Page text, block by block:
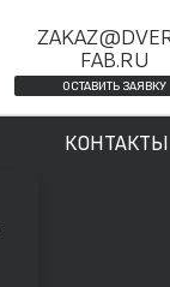
FAB.RU
ОСТАВИТЬ ЗАЯВКУ
КОНТАКТЫ